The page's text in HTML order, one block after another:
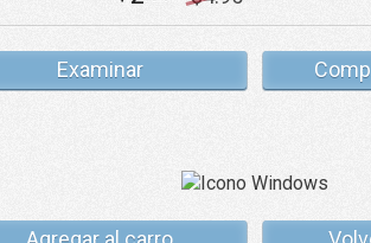
Examinar